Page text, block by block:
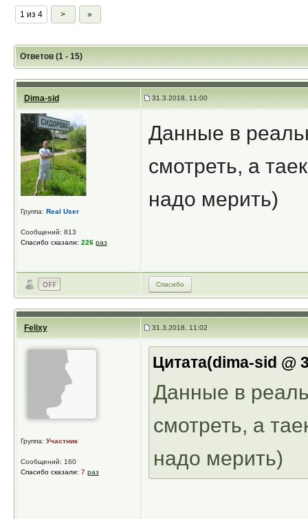
1 из 4 > »
Ответов (1 - 15)
Dima-sid 31.3.2018, 11:00
Группа: Real User
Сообщений: 813
Спасибо сказали: 226 раз
Данные в
смотреть, а
надо мерить)
Спасибо
Felixy 31.3.2018, 11:02
Группа: Участник
Сообщений: 160
Спасибо сказали: 7 раз
Цитата(dima-sid @
Данные в
смотреть, а
надо мерить)